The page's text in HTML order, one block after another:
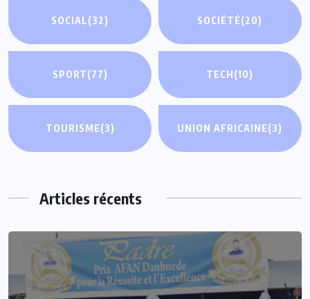
SOCIAL(32) SOCIÉTÉ(20)
SPORT(77) TECH(10)
TOURISME(3) UNION AFRICAINE(3)
Articles récents